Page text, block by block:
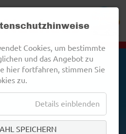
Cookies, um bestimmte
und das Angebot zu
hier fortfahren, stimmen Sie
zu.
Details einblenden
SPEICHERN